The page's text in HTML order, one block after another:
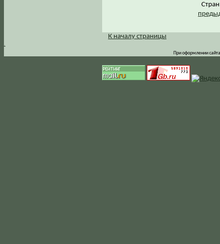
.
К началу страницы
При оформлении